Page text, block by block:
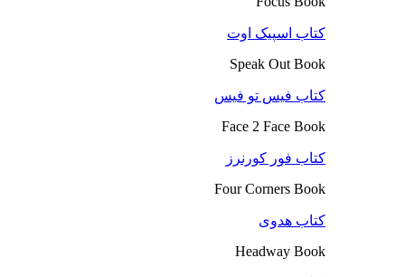
کتاب اسپیک اوت
Speak Out Book
کتاب فیس تو فیس
Face 2 Face Book
کتاب فور کورنرز
Four Corners Book
کتاب هدوی
Headway Book